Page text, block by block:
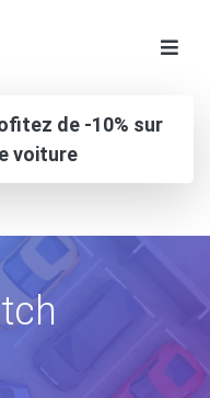
de -10% sur
voiture